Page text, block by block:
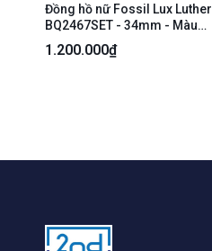
Đồng hồ nữ Fossil Lux Luther
BQ2467SET - 34mm - Màu
bạc - Ngoại hình 99% - Body
1.200.000₫